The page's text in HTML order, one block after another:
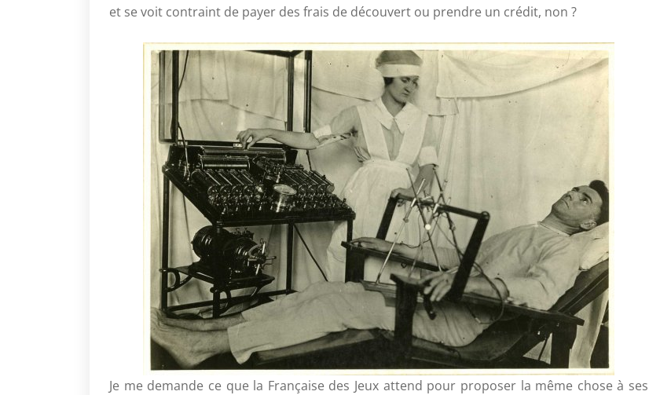
et se voit contraint de payer des frais de découvert ou prendre un crédit, non ?
Je me demande ce que la Française des Jeux attend pour proposer la même chose à ses